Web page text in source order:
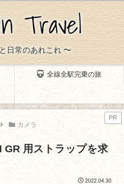
日常のあれこれ 〜
全線全駅完乗の旅
PR
カメラ
GR 用ストラップを求
2022.04.30